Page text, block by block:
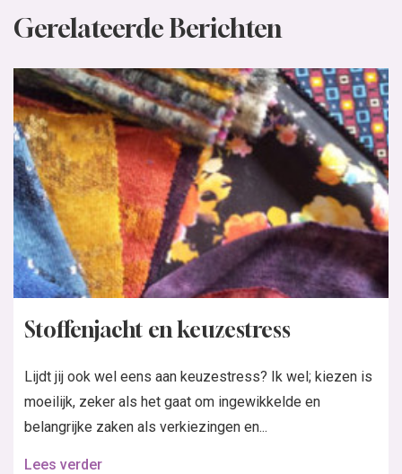
Gerelateerde Berichten
Stoffenjacht en keuzestress
Lijdt jij ook wel eens aan keuzestress? Ik wel; kiezen is
moeilijk, zeker als het gaat om ingewikkelde en
belangrijke zaken als verkiezingen en...
Lees verder